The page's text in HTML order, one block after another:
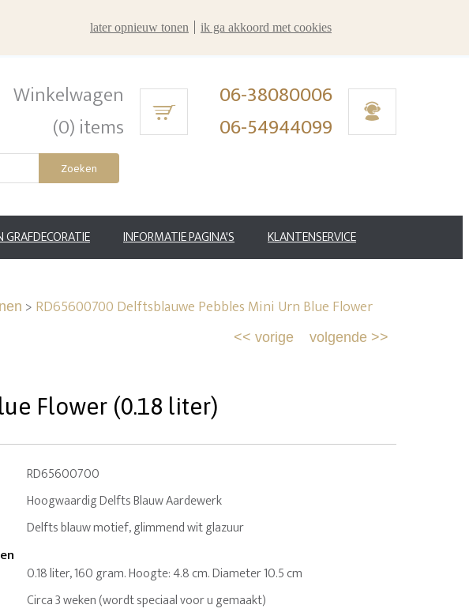
Winkelwagen
(0) items
06-38080006
06-54944099
Zoeken
INFORMATIE PAGINA'S KLANTENSERVICE
> RD65600700 Delftsblauwe Pebbles Mini Urn Blue Flower
volgende >>
<< vorige
Flower (0.18 liter)
RD65600700
Hoogwaardig Delfts Blauw Aardewerk
Delfts blauw motief, glimmend wit glazuur
0.18 liter, 160 gram. Hoogte: 4.8 cm. Diameter 10.5 cm
Circa 3 weken (wordt speciaal voor u gemaakt)
later opnieuw tonen
ik ga akkoord met cookies